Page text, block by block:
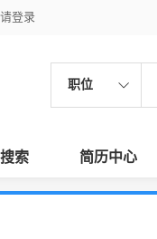
请登录
职位
索 简历中心